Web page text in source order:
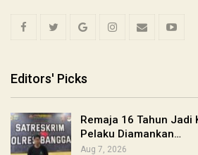
Editors' Picks
Remaja 16 Tahun Jadi
Pelaku Diamankan…
Aug 7, 2026